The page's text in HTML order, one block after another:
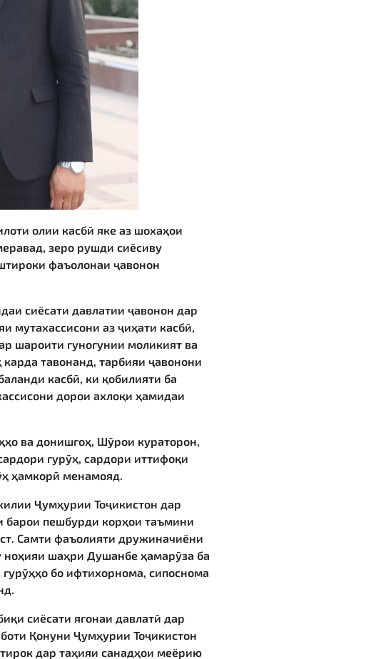
олии касбӣ яке аз шохаҳои
зеро рушди сиёсиву
фаъолонаи ҷавонон
сиёсати давлатии ҷавонон дар
мутахассисони аз ҷиҳати касбӣ,
шароити гуногунии моликият ва
тавонанд, тарбияи ҷавонони
касбӣ, ки қобилияти ба
дорои ахлоқи ҳамидаи
ва донишгоҳ, Шӯрои кураторон,
гурӯҳ, сардори иттифоқи
ҳамкорӣ менамояд.
Ҷумҳурии Тоҷикистон дар
барои пешбурди корҳои таъмини
Самти фаъолияти дружиначиёни
шаҳри Душанбе ҳамарӯза ба
бо ифтихорнома, сипоснома
сиёсати ягонаи давлатӣ дар
Қонуни Ҷумҳурии Тоҷикистон
дар таҳияи санадҳои меёрию